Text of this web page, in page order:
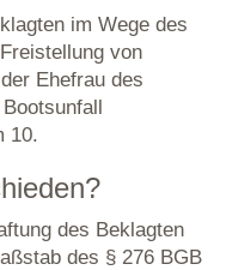
im Wege des
von
Ehefrau des
10.
des Beklagten
des § 276 BGB